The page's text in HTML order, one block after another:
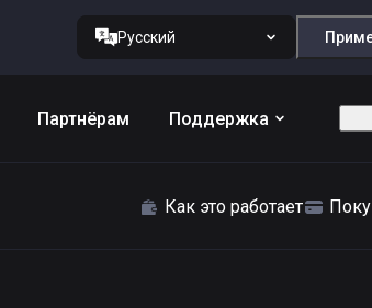
Русский
Партнёрам Поддержка
Как это работает